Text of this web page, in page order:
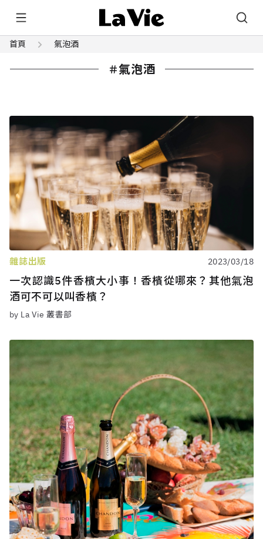
首頁 氣泡酒
氣泡酒
雜誌出版 2023/03/18
一次認識5件香檳大小事！香檳從哪來？其他氣泡
酒可不可以叫香檳？
by La Vie 叢書部